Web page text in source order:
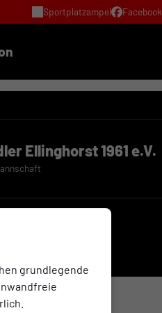
grundlegende
Sportplatzampel Facebook
Ellinghorst 1961 e.V.